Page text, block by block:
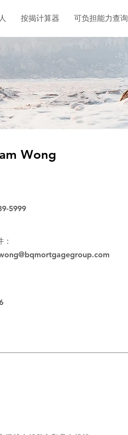
按揭计算器 可负担能力查询
Wong
5999